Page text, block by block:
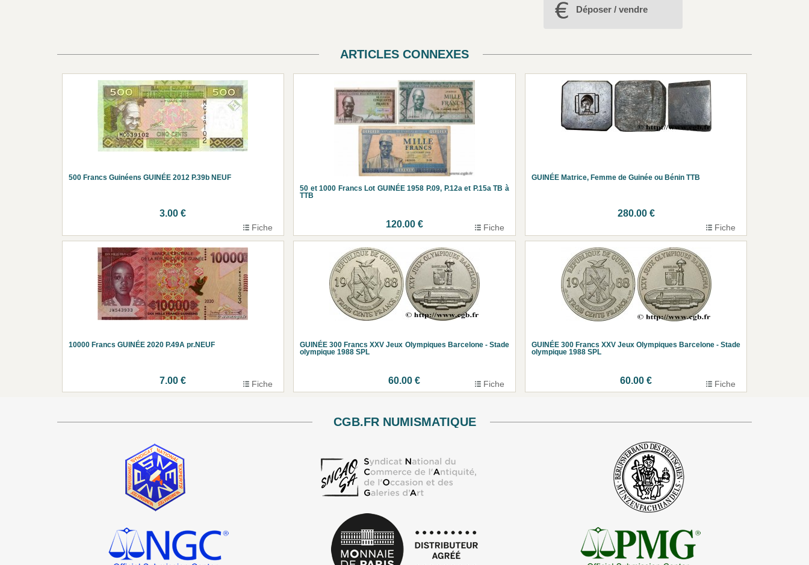
Déposer / vendre
ARTICLES CONNEXES
500 Francs Guinéens GUINÉE 2012 P.39b NEUF
3.00 €
Fiche
50 et 1000 Francs Lot GUINÉE 1958 P.09, P.12a et P.15a TB à
TTB
120.00 € Fiche
GUINÉE Matrice, Femme de Guinée ou Bénin TTB
280.00 €
Fiche
10000 Francs GUINÉE 2020 P.49A pr.NEUF
7.00 € Fiche
GUINÉE 300 Francs XXV Jeux Olympiques Barcelone - Stade
olympique 1988 SPL
60.00 € Fiche
GUINÉE 300 Francs XXV Jeux Olympiques Barcelone - Stade
olympique 1988 SPL
60.00 € Fiche
CGB.FR NUMISMATIQUE